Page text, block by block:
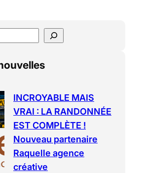
INCROYABLE MAIS
VRAI : LA RANDONNÉE
EST COMPLÈTE !
Nouveau partenaire
Raquelle agence
créative